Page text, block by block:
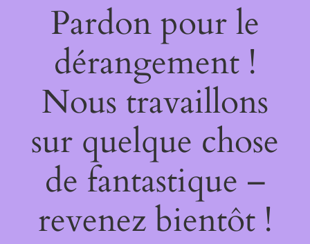
Pardon pour le
dérangement !
Nous travaillons
sur quelque chose
de fantastique –
revenez bientôt !